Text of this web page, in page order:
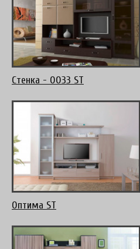
Стенка - 0033 ST
Оптима ST